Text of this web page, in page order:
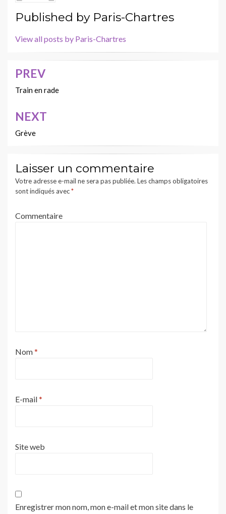
Published by Paris-Chartres
View all posts by Paris-Chartres
Navigation
de
l’article
PREV
Train en rade
NEXT
Grève
Laisser un commentaire
Votre adresse e-mail ne sera pas publiée. Les champs obligatoires
sont indiqués avec*
Commentaire
Nom*
E-mail*
Site web
Enregistrer mon nom, mon e-mail et mon site dans le